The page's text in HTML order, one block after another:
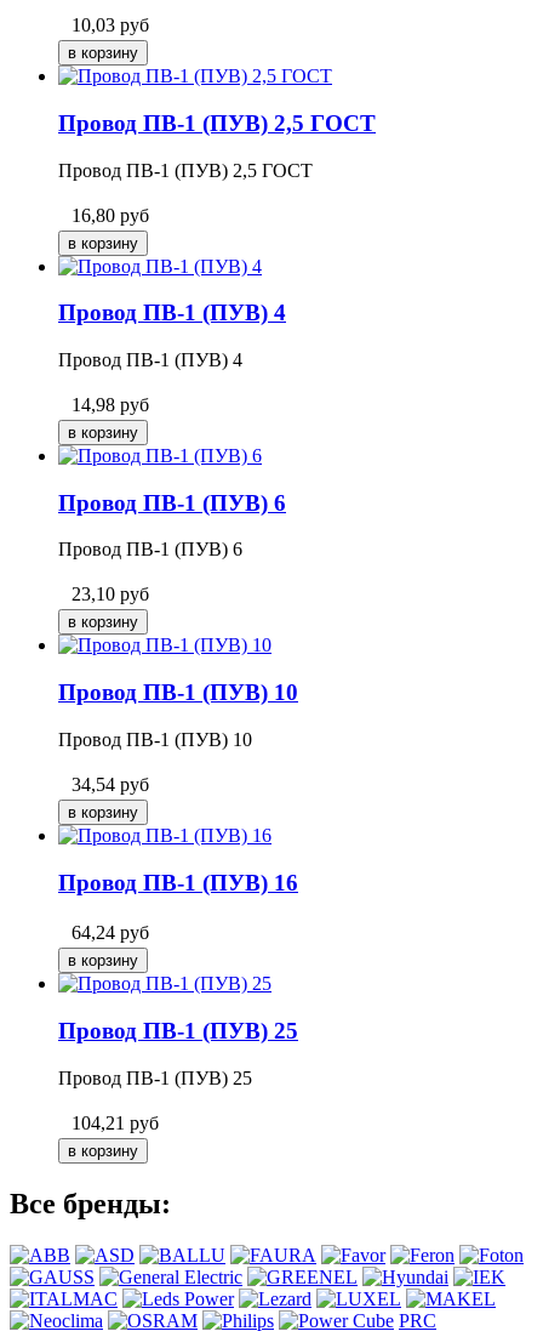
10,03 руб
Провод ПВ-1 (ПУВ) 2,5 ГОСТ
Провод ПВ-1 (ПУВ) 2,5 ГОСТ
16,80 руб
Провод ПВ-1 (ПУВ) 4
Провод ПВ-1 (ПУВ) 4
14,98 руб
Провод ПВ-1 (ПУВ) 6
Провод ПВ-1 (ПУВ) 6
23,10 руб
Провод ПВ-1 (ПУВ) 10
Провод ПВ-1 (ПУВ) 10
34,54 руб
Провод ПВ-1 (ПУВ) 16
64,24 руб
Провод ПВ-1 (ПУВ) 25
Провод ПВ-1 (ПУВ) 25
104,21 руб
Все бренды:
PRC